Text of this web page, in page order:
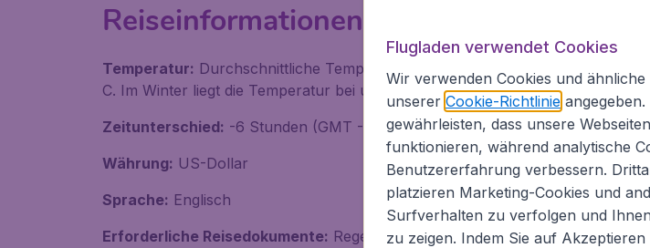
Reiseinformationen über Boston
Temperatur: Durchschnittliche Temperatur im Sommer beträgt 23°
C. Im Winter liegt die Temperatur bei ungefähr 0° C
Zeitunterschied: -6 Stunden (GMT -5 Stunden)
Währung: US-Dollar
Sprache: Englisch
Erforderliche Reisedokumente: Regeln für Reisedokumente und
Flugladen verwendet Cookies
Wir verwenden Cookies und
unserer Cookie-Richtlinieangegeben.
gewährleisten, dass unsere
funktionieren, während analytische
Benutzererfahrung verbessern.
platzieren Marketing-Cookies und
Surfverhalten zu verfolgen und
zu zeigen. Indem Sie auf